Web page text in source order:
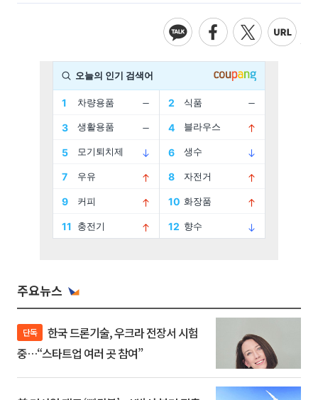
주요뉴스
단독
중…“스타트업 여러 곳 참여”